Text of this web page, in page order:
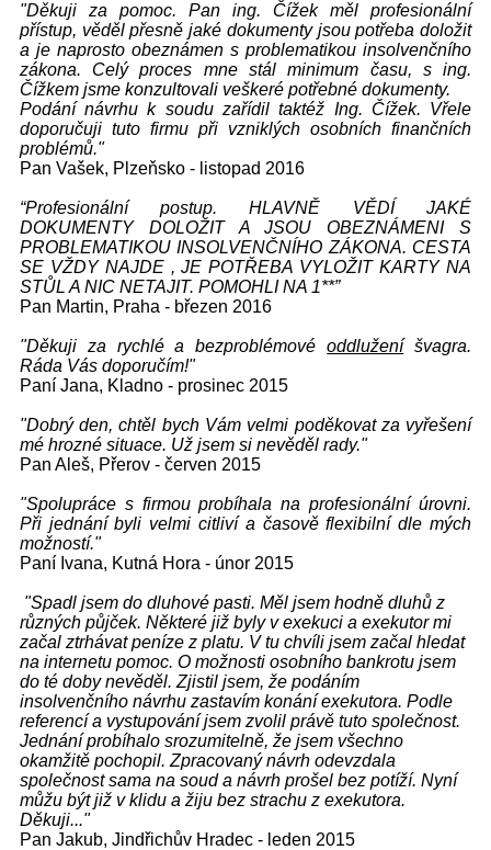
"Děkuji za pomoc. Pan ing. Čížek měl profesionální
přístup, věděl přesně jaké dokumenty jsou potřeba doložit
a je naprosto obeznámen s problematikou insolvenčního
zákona. Celý proces mne stál minimum času, s ing.
Čížkem jsme konzultovali veškeré potřebné dokumenty.
Podání návrhu k soudu zařídil taktéž Ing. Čížek. Vřele
doporučuji tuto firmu při vzniklých osobních finančních
problémů."
Pan Vašek, Plzeňsko - listopad 2016
“Profesionální postup. HLAVNĚ VĚDÍ JAKÉ
DOKUMENTY DOLOŽIT A JSOU OBEZNÁMENI S
PROBLEMATIKOU INSOLVENČNÍHO ZÁKONA. CESTA
SE VŽDY NAJDE , JE POTŘEBA VYLOŽIT KARTY NA
STŮL A NIC NETAJIT. POMOHLI NA 1**”
Pan Martin, Praha - březen 2016
"Děkuji za rychlé a bezproblémovéoddluženíšvagra.
Ráda Vás doporučím!"
Paní Jana, Kladno - prosinec 2015
"Dobrý den, chtěl bych Vám velmi poděkovat za vyřešení
mé hrozné situace. Už jsem si nevěděl rady."
Pan Aleš, Přerov - červen 2015
"Spolupráce s firmou probíhala na profesionální úrovni.
Při jednání byli velmi citliví a časově flexibilní dle mých
možností."
Paní Ivana, Kutná Hora - únor 2015
"Spadl jsem do dluhové pasti. Měl jsem hodně dluhů z
různých půjček. Některé již byly v exekuci a exekutor mi
začal ztrhávat peníze z platu. V tu chvíli jsem začal hledat
na internetu pomoc. O možnosti osobního bankrotu jsem
do té doby nevěděl. Zjistil jsem, že podáním
insolvenčního návrhu zastavím konání exekutora. Podle
referencí a vystupování jsem zvolil právě tuto společnost.
Jednání probíhalo srozumitelně, že jsem všechno
okamžitě pochopil. Zpracovaný návrh odevzdala
společnost sama na soud a návrh prošel bez potíží. Nyní
můžu být již v klidu a žiju bez strachu z exekutora.
Děkuji..."
Pan Jakub, Jindřichův Hradec - leden 2015